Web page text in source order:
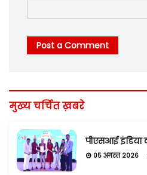
Post a Comment
मुख्य चर्चित ख़बरे
पीएसआई इंडिया
05 अगस्त 2026